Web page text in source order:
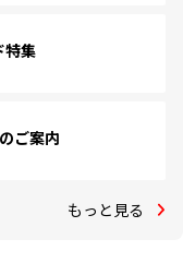
特集
ご案内
もっと見る